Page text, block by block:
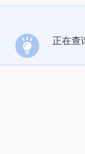
正在查